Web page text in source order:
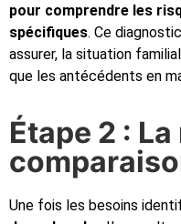
pour comprendre les
spécifiques. Ce
assurer, la situation
que les antécédents en
Étape 2 :
Une fois les besoins